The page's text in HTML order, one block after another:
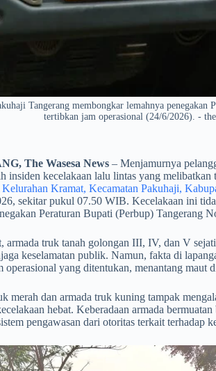
Tangerang membongkar lemahnya penegakan
tertibkan jam operasional (24/6/2026). -
The Wasesa News – Menjamurnya
insiden kecelakaan lalu lintas yang
Kelurahan Kramat, Kecamatan Pakuhaji,
sekitar pukul 07.50 WIB. Kecelakaan ini
Peraturan Bupati (Perbup) Tangerang
armada truk tanah golongan III, IV, dan V
keselamatan publik. Namun, fakta di
operasional yang ditentukan, menantang maut
merah dan armada truk kuning tampak
hebat. Keberadaan armada
pengawasan dari otoritas terkait terhadap